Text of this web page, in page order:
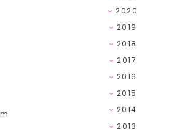
2020
2019
2018
2017
2016
2015
2014
2013